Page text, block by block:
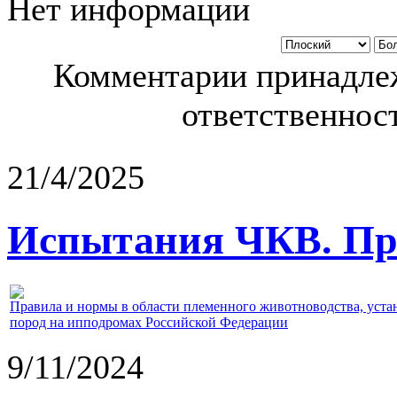
Нет информации
Комментарии
21/4/2025
Испытания ЧКВ.
Правила и нормы в области племенного животноводства,
пород на ипподромах Российской Федерации
9/11/2024